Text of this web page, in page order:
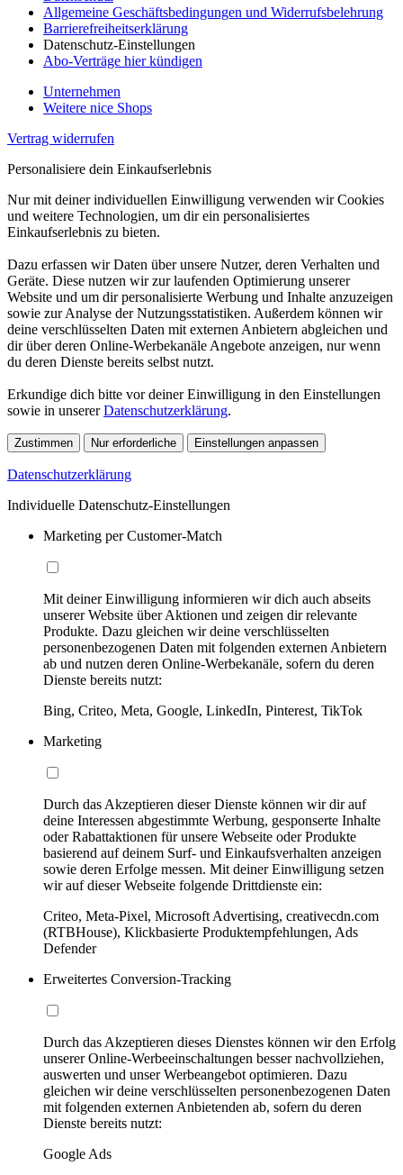
Allgemeine Geschäftsbedingungen und Widerrufsbelehrung
Barrierefreiheitserklärung
Datenschutz-Einstellungen
Abo-Verträge hier kündigen
Unternehmen
Weitere nice Shops
Vertrag widerrufen
Personalisiere dein Einkaufserlebnis
Nur mit deiner individuellen Einwilligung verwenden wir Cookies
und weitere Technologien, um dir ein personalisiertes
Einkaufserlebnis zu bieten.
Dazu erfassen wir Daten über unsere Nutzer, deren Verhalten und
Geräte. Diese nutzen wir zur laufenden Optimierung unserer
Website und um dir personalisierte Werbung und Inhalte anzuzeigen
sowie zur Analyse der Nutzungsstatistiken. Außerdem können wir
deine verschlüsselten Daten mit externen Anbietern abgleichen und
dir über deren Online-Werbekanäle Angebote anzeigen, nur wenn
du deren Dienste bereits selbst nutzt.
Erkundige dich bitte vor deiner Einwilligung in den Einstellungen
sowie in unsererDatenschutzerklärung.
Zustimmen Nur erforderliche Einstellungen anpassen
Datenschutzerklärung
Individuelle Datenschutz-Einstellungen
Marketing per Customer-Match
Mit deiner Einwilligung informieren wir dich auch abseits
unserer Website über Aktionen und zeigen dir relevante
Produkte. Dazu gleichen wir deine verschlüsselten
personenbezogenen Daten mit folgenden externen Anbietern
ab und nutzen deren Online-Werbekanäle, sofern du deren
Dienste bereits nutzt:
Bing, Criteo, Meta, Google, LinkedIn, Pinterest, TikTok
Marketing
Durch das Akzeptieren dieser Dienste können wir dir auf
deine Interessen abgestimmte Werbung, gesponserte Inhalte
oder Rabattaktionen für unsere Webseite oder Produkte
basierend auf deinem Surf- und Einkaufsverhalten anzeigen
sowie deren Erfolge messen. Mit deiner Einwilligung setzen
wir auf dieser Webseite folgende Drittdienste ein:
Criteo, Meta-Pixel, Microsoft Advertising, creativecdn.com
(RTBHouse), Klickbasierte Produktempfehlungen, Ads
Defender
Erweitertes Conversion-Tracking
Durch das Akzeptieren dieses Dienstes können wir den Erfolg
unserer Online-Werbeeinschaltungen besser nachvollziehen,
auswerten und unser Werbeangebot optimieren. Dazu
gleichen wir deine verschlüsselten personenbezogenen Daten
mit folgenden externen Anbietenden ab, sofern du deren
Dienste bereits nutzt:
Google Ads